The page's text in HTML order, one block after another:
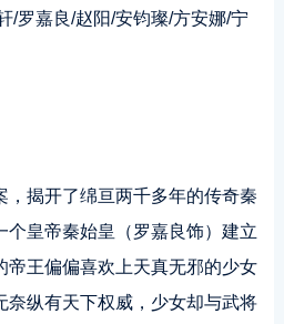
良/赵阳/安钧璨/方安娜/宁
开了绵亘两千多年的传奇秦
个皇帝秦始皇（罗嘉良饰）建立
帝王偏偏喜欢上天真无邪的少女
奈纵有天下权威，少女却与武将